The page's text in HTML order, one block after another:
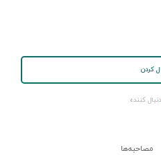
کردن
دنبال کننده
مصاحبه‌ها